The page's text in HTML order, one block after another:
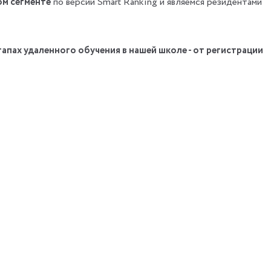
удаленного обучения в нашей школе - от регистрации